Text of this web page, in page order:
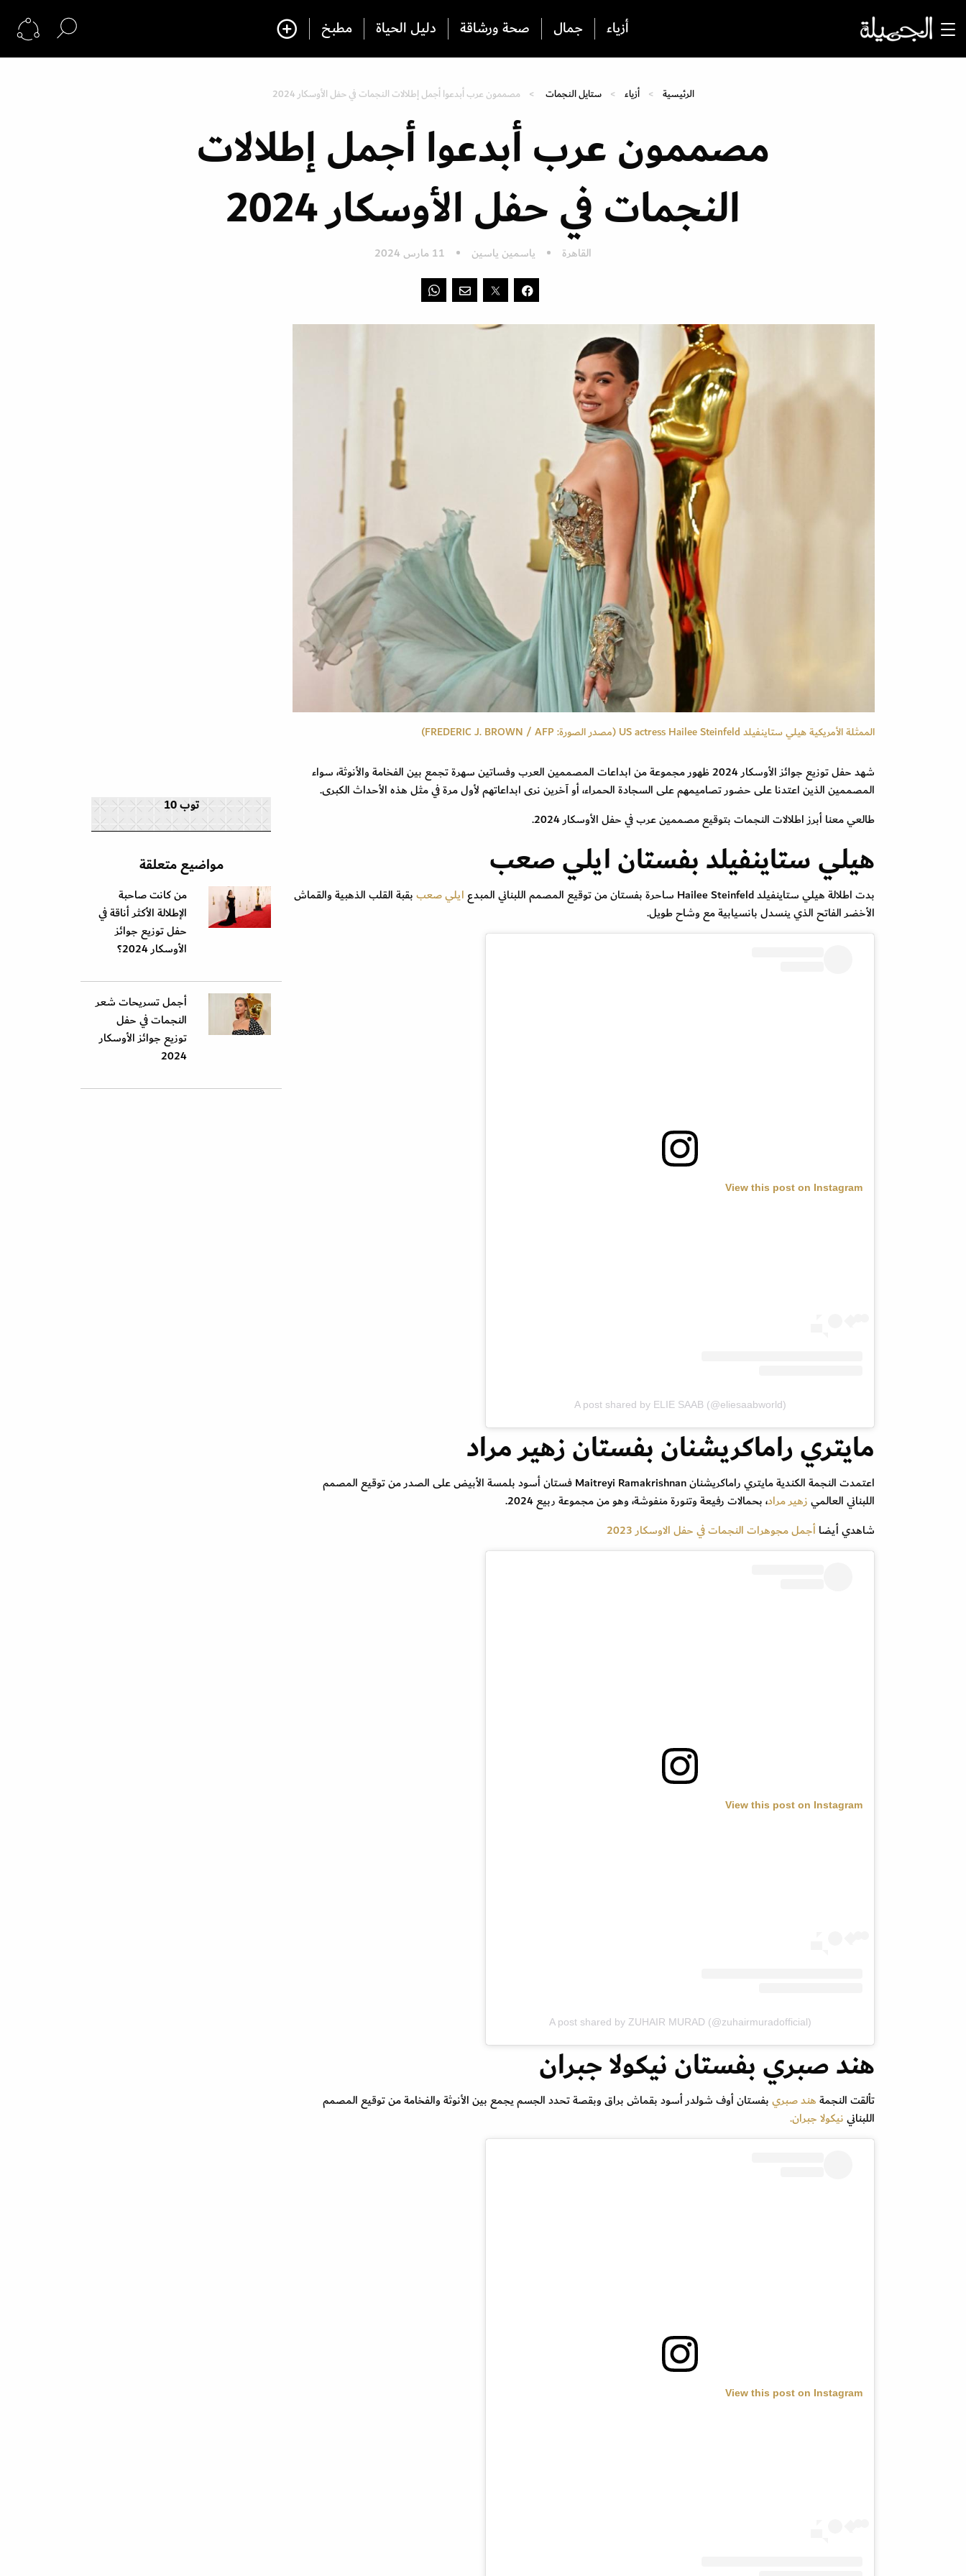
أزياء جمال صحة ورشاقة دليل الحياة مطبخ
الرئيسية أزياء ستايل النجمات مصممون عرب أبدعوا أجمل إطلالات النجمات في حفل الأوسكار 2024
مصممون عرب أبدعوا أجمل إطلالات
النجمات في حفل الأوسكار 2024
القاهرة ياسمين ياسين 11 مارس 2024
الممثلة الأمريكية هيلي ستاينفيلد US actress Hailee Steinfeld (مصدر الصورة: FREDERIC J. BROWN / AFP)
شهد حفل توزيع جوائز الأوسكار 2024 ظهور مجموعة من ابداعات المصممين العرب وفساتين سهرة تجمع بين الفخامة والأنوثة، سواء
المصممين الذين اعتدنا على حضور تصاميمهم على السجادة الحمراء، أو آخرين نرى ابداعاتهم لأول مرة في مثل هذه الأحداث الكبرى.
طالعي معنا أبرز اطلالات النجمات بتوقيع مصممين عرب في حفل الأوسكار 2024.
هيلي ستاينفيلد بفستان ايلي صعب
بدت اطلالة هيلي ستاينفيلد Hailee Steinfeld ساحرة بفستان من توقيع المصمم اللبناني المبدع ايلي صعببقبة القلب الذهبية والقماش
الأخضر الفاتح الذي ينسدل بانسيابية مع وشاح طويل.
View this post on Instagram
A post shared by ELIE SAAB (@eliesaabworld)
مايتري راماكريشنان بفستان زهير مراد
اعتمدت النجمة الكندية مايتري راماكريشنان Maitreyi Ramakrishnan فستان أسود بلمسة الأبيض على الصدر من توقيع المصمم
اللبناني العالميزهير مراد، بحمالات رفيعة وتنورة منفوشة، وهو من مجموعة ربيع 2024.
شاهدي أيضاأجمل مجوهرات النجمات في حفل الاوسكار 2023
View this post on Instagram
A post shared by ZUHAIR MURAD (@zuhairmuradofficial)
هند صبري بفستان نيكولا جبران
تألقت النجمةهند صبريبفستان أوف شولدر أسود بقماش براق وبقصة تحدد الجسم يجمع بين الأنوثة والفخامة من توقيع المصمم
اللبنانينيكولا جبران.
View this post on Instagram
توب 10
مواضيع متعلقة
من كانت صاحبة
الإطلالة الأكثر أناقة في
حفل توزيع جوائز
الأوسكار 2024؟
أجمل تسريحات شعر
النجمات في حفل
توزيع جوائز الأوسكار
2024